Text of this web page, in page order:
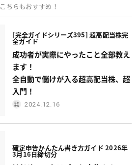
こちらもおすすめ！
[完全ガイドシリーズ395] 超高配当株完
全ガイド
成功者が実際にやったこと全部教え
ます！
全自動で儲けが入る超高配当株、超
入門！
2024.12.16
確定申告かんたん書き方ガイド 2026年
3月16日締切分